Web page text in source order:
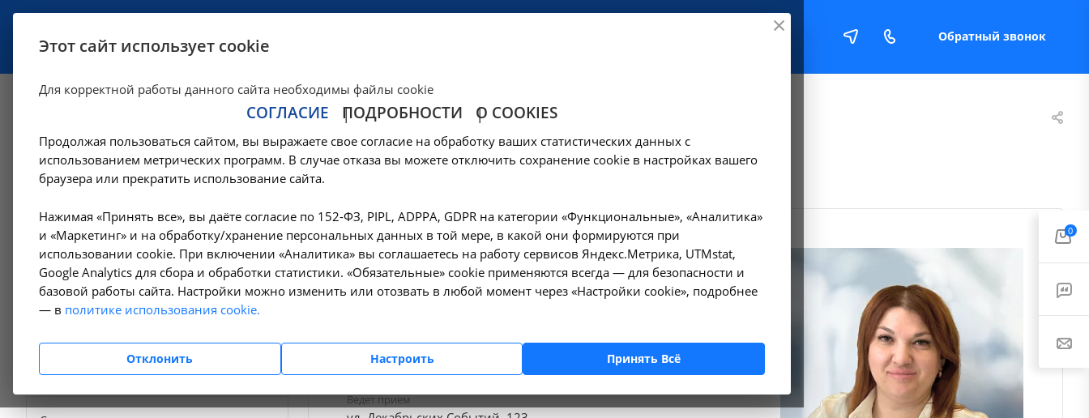
Обратный звонок
Руководство
Соцобеспечение — Руководство — Руководители — Платонова Лариса Геннадьевна
Должность
Главный бухгалтер
Ведет прием
Регистрационные данные
Структура
Сотрудники
0
Этот сайт использует cookie
Для корректной работы данного сайта необходимы файлы cookie
СОГЛАСИЕ ПОДРОБНОСТИ О COOKIES
Продолжая пользоваться сайтом, вы выражаете свое согласие на обработку ваших статистических данных с
использованием метрических программ. В случае отказа вы можете отключить сохранение cookie в настройках вашего
браузера или прекратить использование сайта.
Нажимая «Принять все», вы даёте согласие по 152-ФЗ, PIPL, ADPPA, GDPR на категории «Функциональные», «Аналитика»
и «Маркетинг» и на обработку/хранение персональных данных в той мере, в какой они формируются при
использовании cookie. При включении «Аналитика» вы соглашаетесь на работу сервисов Яндекс.Метрика, UTMstat,
Google Analytics для сбора и обработки статистики. «Обязательные» cookie применяются всегда — для безопасности и
базовой работы сайта. Настройки можно изменить или отозвать в любой момент через «Настройки cookie», подробнее
— в политике использования cookie.
Отклонить Настроить Принять Всё